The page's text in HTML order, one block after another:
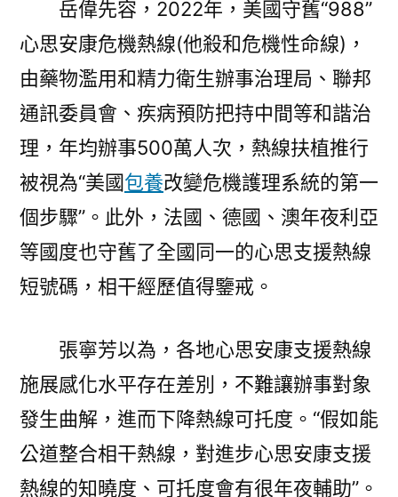
岳偉先容，2022年，美國守舊“988”
心思安康危機熱線(他殺和危機性命線)，
由藥物濫用和精力衛生辦事治理局、聯邦
通訊委員會、疾病預防把持中間等和諧治
理，年均辦事500萬人次，熱線扶植推行
被視為“美國包養改變危機護理系統的第一
個步驟”。此外，法國、德國、澳年夜利亞
等國度也守舊了全國同一的心思支援熱線
短號碼，相干經歷值得鑒戒。
張寧芳以為，各地心思安康支援熱線
施展感化水平存在差別，不難讓辦事對象
發生曲解，進而下降熱線可托度。“假如能
公道整合相干熱線，對進步心思安康支援
熱線的知曉度、可托度會有很年夜輔助”。